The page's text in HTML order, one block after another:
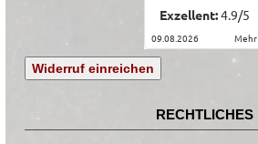
Exzellent:4.9/5
09.08.2026 mehr
Widerruf einreichen
RECHTLICHES